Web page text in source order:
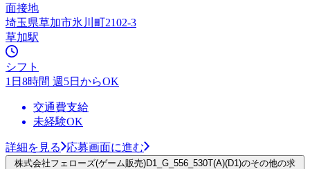
面接地
埼玉県草加市氷川町2102-3
草加駅
シフト
1日8時間 週5日からOK
交通費支給
未経験OK
詳細を見る 応募画面に進む
株式会社フェローズ(ゲーム販売)D1_G_556_530T(A)(D1)のその他の求